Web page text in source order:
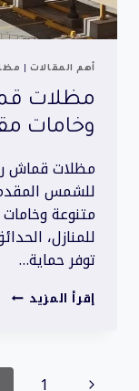
أهم المقالات
مظلات
وخامات
مظلات قماش
للشمس
متنوعة
للمنازل،
توفر حماية…
إقرأ المزيد مظلات
الصفحة
1